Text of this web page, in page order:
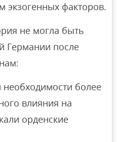
экзогенных факторов.
не могла быть
Германии после
необходимости более
влияния на
орденские